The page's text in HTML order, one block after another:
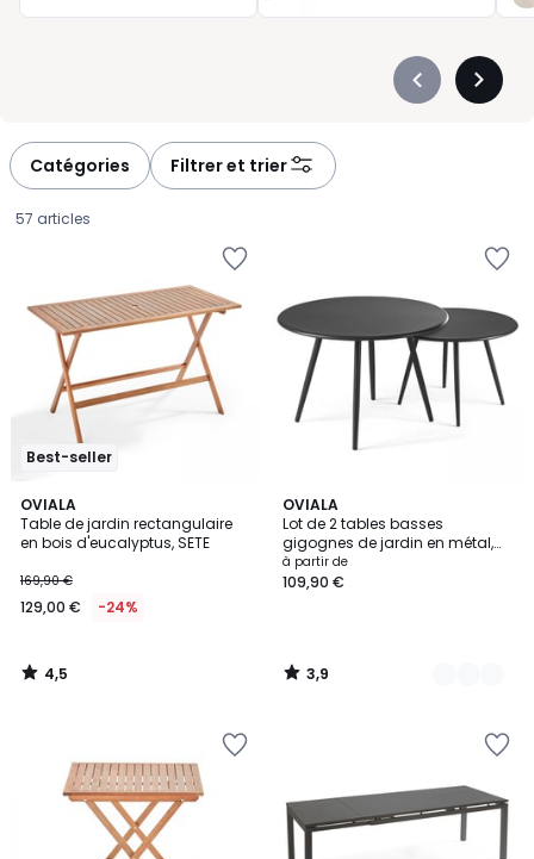
Précédent
Catégories Filtrer et trier
57 articles
Best-seller
OVIALA
Table de jardin rectangulaire
en bois d'eucalyptus, SETE
€
au
de
169,90
réduction
appliquée.
169,90 €
129,00 € -24%
4,5
/ 5
4,5
/
OVIALA
Lot de 2 tables basses
gigognes de jardin en métal,
PALAVAS
à partir de
109,90 €
3,9
/ 5
3
Couleurs
3,9
/